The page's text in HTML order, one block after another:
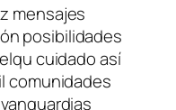
mensajes
posibilidades
cuidado así
comunidades